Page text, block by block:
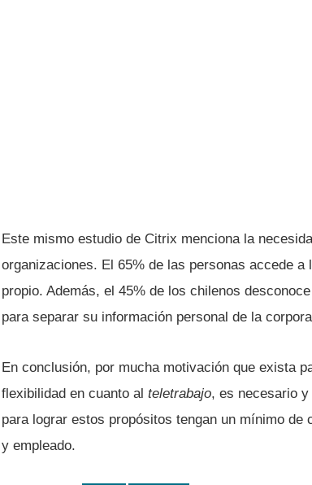
Este mismo estudio de Citrix menciona la
organizaciones. El 65% de las personas accede
propio. Además, el 45% de los chilenos
para separar su información personal de la
En conclusión, por mucha motivación que exista
flexibilidad en cuanto al teletrabajo, es necesario
para lograr estos propósitos tengan un mí­nimo
y empleado.